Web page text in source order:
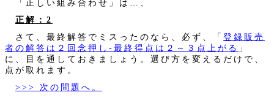
「正しい組み合わせ」は…、
正解：2
さて、最終解答でミスったのなら、必ず、「 登録販売
者の解答は２回念押し‐最終得点は２～３点上がる 」
に、目を通しておきましょう。選び方を変えるだけで、
点が取れます。
>>> 次の問題へ。